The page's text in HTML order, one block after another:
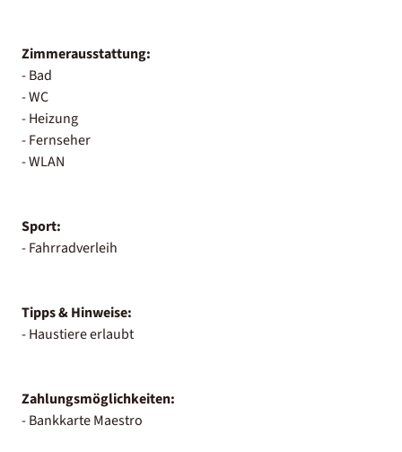
Zimmerausstattung:
- Bad
- WC
- Heizung
- Fernseher
- WLAN
Sport:
- Fahrradverleih
Tipps & Hinweise:
- Haustiere erlaubt
Zahlungsmöglichkeiten:
- Bankkarte Maestro